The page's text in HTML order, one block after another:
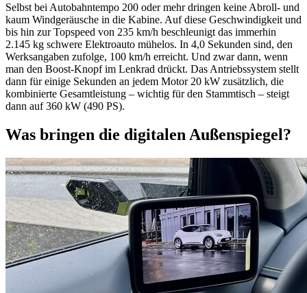
Selbst bei Autobahntempo 200 oder mehr dringen keine Abroll- und
kaum Windgeräusche in die Kabine. Auf diese Geschwindigkeit und
bis hin zur Topspeed von 235 km/h beschleunigt das immerhin
2.145 kg schwere Elektroauto mühelos. In 4,0 Sekunden sind, den
Werksangaben zufolge, 100 km/h erreicht. Und zwar dann, wenn
man den Boost-Knopf im Lenkrad drückt. Das Antriebssystem stellt
dann für einige Sekunden an jedem Motor 20 kW zusätzlich, die
kombinierte Gesamtleistung – wichtig für den Stammtisch – steigt
dann auf 360 kW (490 PS).
Was bringen die digitalen Außenspiegel?